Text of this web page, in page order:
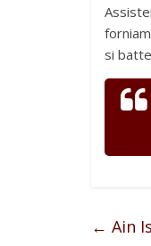
si
← Ain